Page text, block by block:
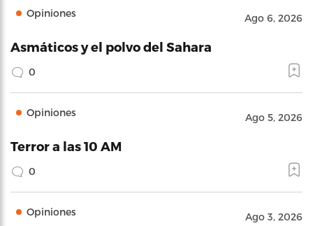
Opiniones Ago 6, 2026
Asmáticos y el polvo del Sahara
0
Opiniones Ago 5, 2026
Terror a las 10 AM
0
Opiniones Ago 3, 2026